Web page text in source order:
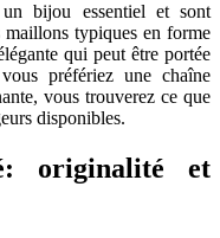
bijou essentiel et sont
maillons typiques en forme
qui peut être portée
préfériez une chaîne
vous trouverez ce que
disponibles.
originalité et